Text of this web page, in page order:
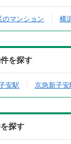
のマンション 横
を探す
安駅 京急新子安
探す